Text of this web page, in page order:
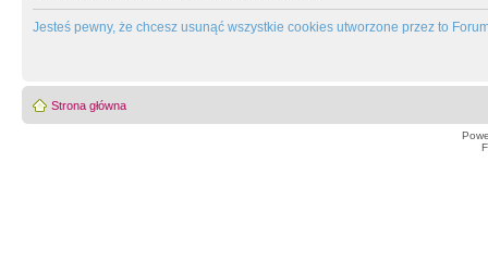
Jesteś pewny, że chcesz usunąć wszystkie cookies utworzone przez to
Strona główna